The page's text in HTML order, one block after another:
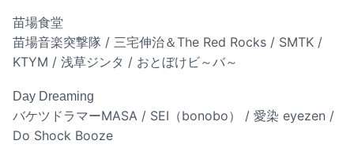
苗場食堂
苗場音楽突撃隊 / 三宅伸治＆The Red Rocks / SMTK /
KTYM / 浅草ジンタ / おとぼけビ～バ～
Day Dreaming
バケツドラマーMASA / SEI（bonobo） / 愛染 eyezen /
Do Shock Booze